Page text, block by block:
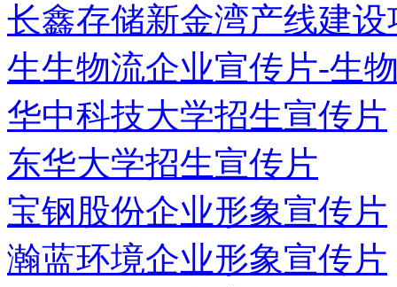
长鑫存储新金湾产线建设
生生物流企业宣传片-生
华中科技大学招生宣传片
东华大学招生宣传片
宝钢股份企业形象宣传片
瀚蓝环境企业形象宣传片